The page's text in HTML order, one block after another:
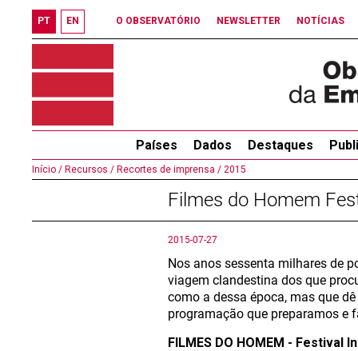
PT EN O OBSERVATÓRIO NEWSLETTER NOTÍCIAS
Países Dados Destaques
Início / Recursos / Recortes de imprensa / 2015
Filmes do Homem
2015-07-27
Nos anos sessenta milhares de
viagem clandestina dos que
como a dessa época, mas que
programação que preparamos e
FILMES DO HOMEM -